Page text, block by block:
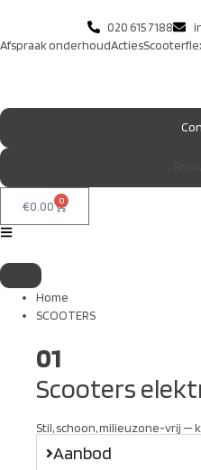
020 615 7188
Afspraak onderhoudActies
€0.00 0
Home
SCOOTERS
01
Scooters
Stil, schoon, milieuzone-vrij —
Aanbod